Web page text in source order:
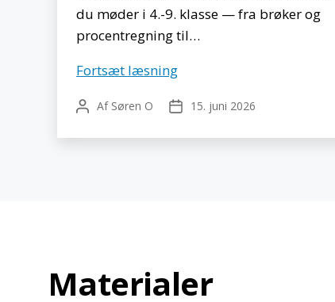
du møder i 4.-9. klasse — fra brøker og
procentregning til…
Fortsæt læsningFormelbogen.dk
gratis
matematik
Indlægsforfatter
Af Søren O Indlægsdato
15. juni 2026
Materialer